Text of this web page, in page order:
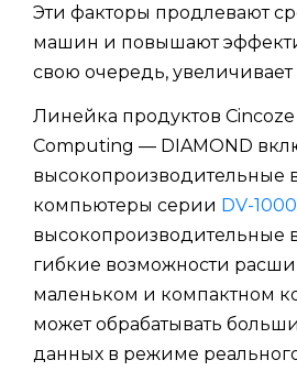
Эти факторы продлевают
машин и повышают
свою очередь,
Линейка продуктов
Computing — DIAMOND
высокопроизводительные
компьютеры серии DV-1000
высокопроизводительные
гибкие возможности
маленьком и компактном
может обрабатывать
данных в режиме